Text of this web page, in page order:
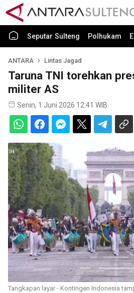
Seputar Sulteng Polhukam
ANTARA Lintas Jagad
Taruna TNI torehkan
militer AS
Senin, 1 Juni 2026 12:41 WIB
Tangkapan layar - Kontingen Indonesia